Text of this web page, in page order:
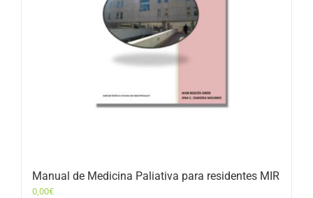
Manual de Medicina Paliativa para residentes MIR
0,00€